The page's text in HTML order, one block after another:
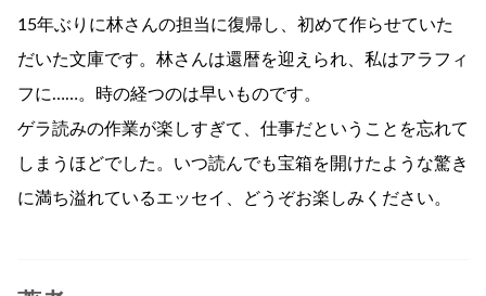
15年ぶりに林さんの担当に復帰し、初めて作らせていた
だいた文庫です。林さんは還暦を迎えられ、私はアラフィ
フに……。時の経つのは早いものです。
ゲラ読みの作業が楽しすぎて、仕事だということを忘れて
しまうほどでした。いつ読んでも宝箱を開けたような驚き
に満ち溢れているエッセイ、どうぞお楽しみください。